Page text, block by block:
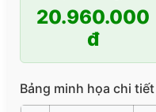
20.960.000
đ
Bảng minh họa chi tiết